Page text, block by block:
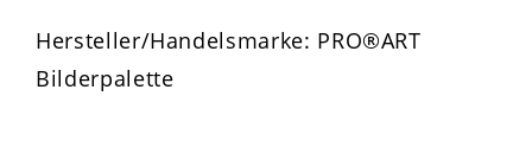
Hersteller/Handelsmarke: PRO®ART
Bilderpalette